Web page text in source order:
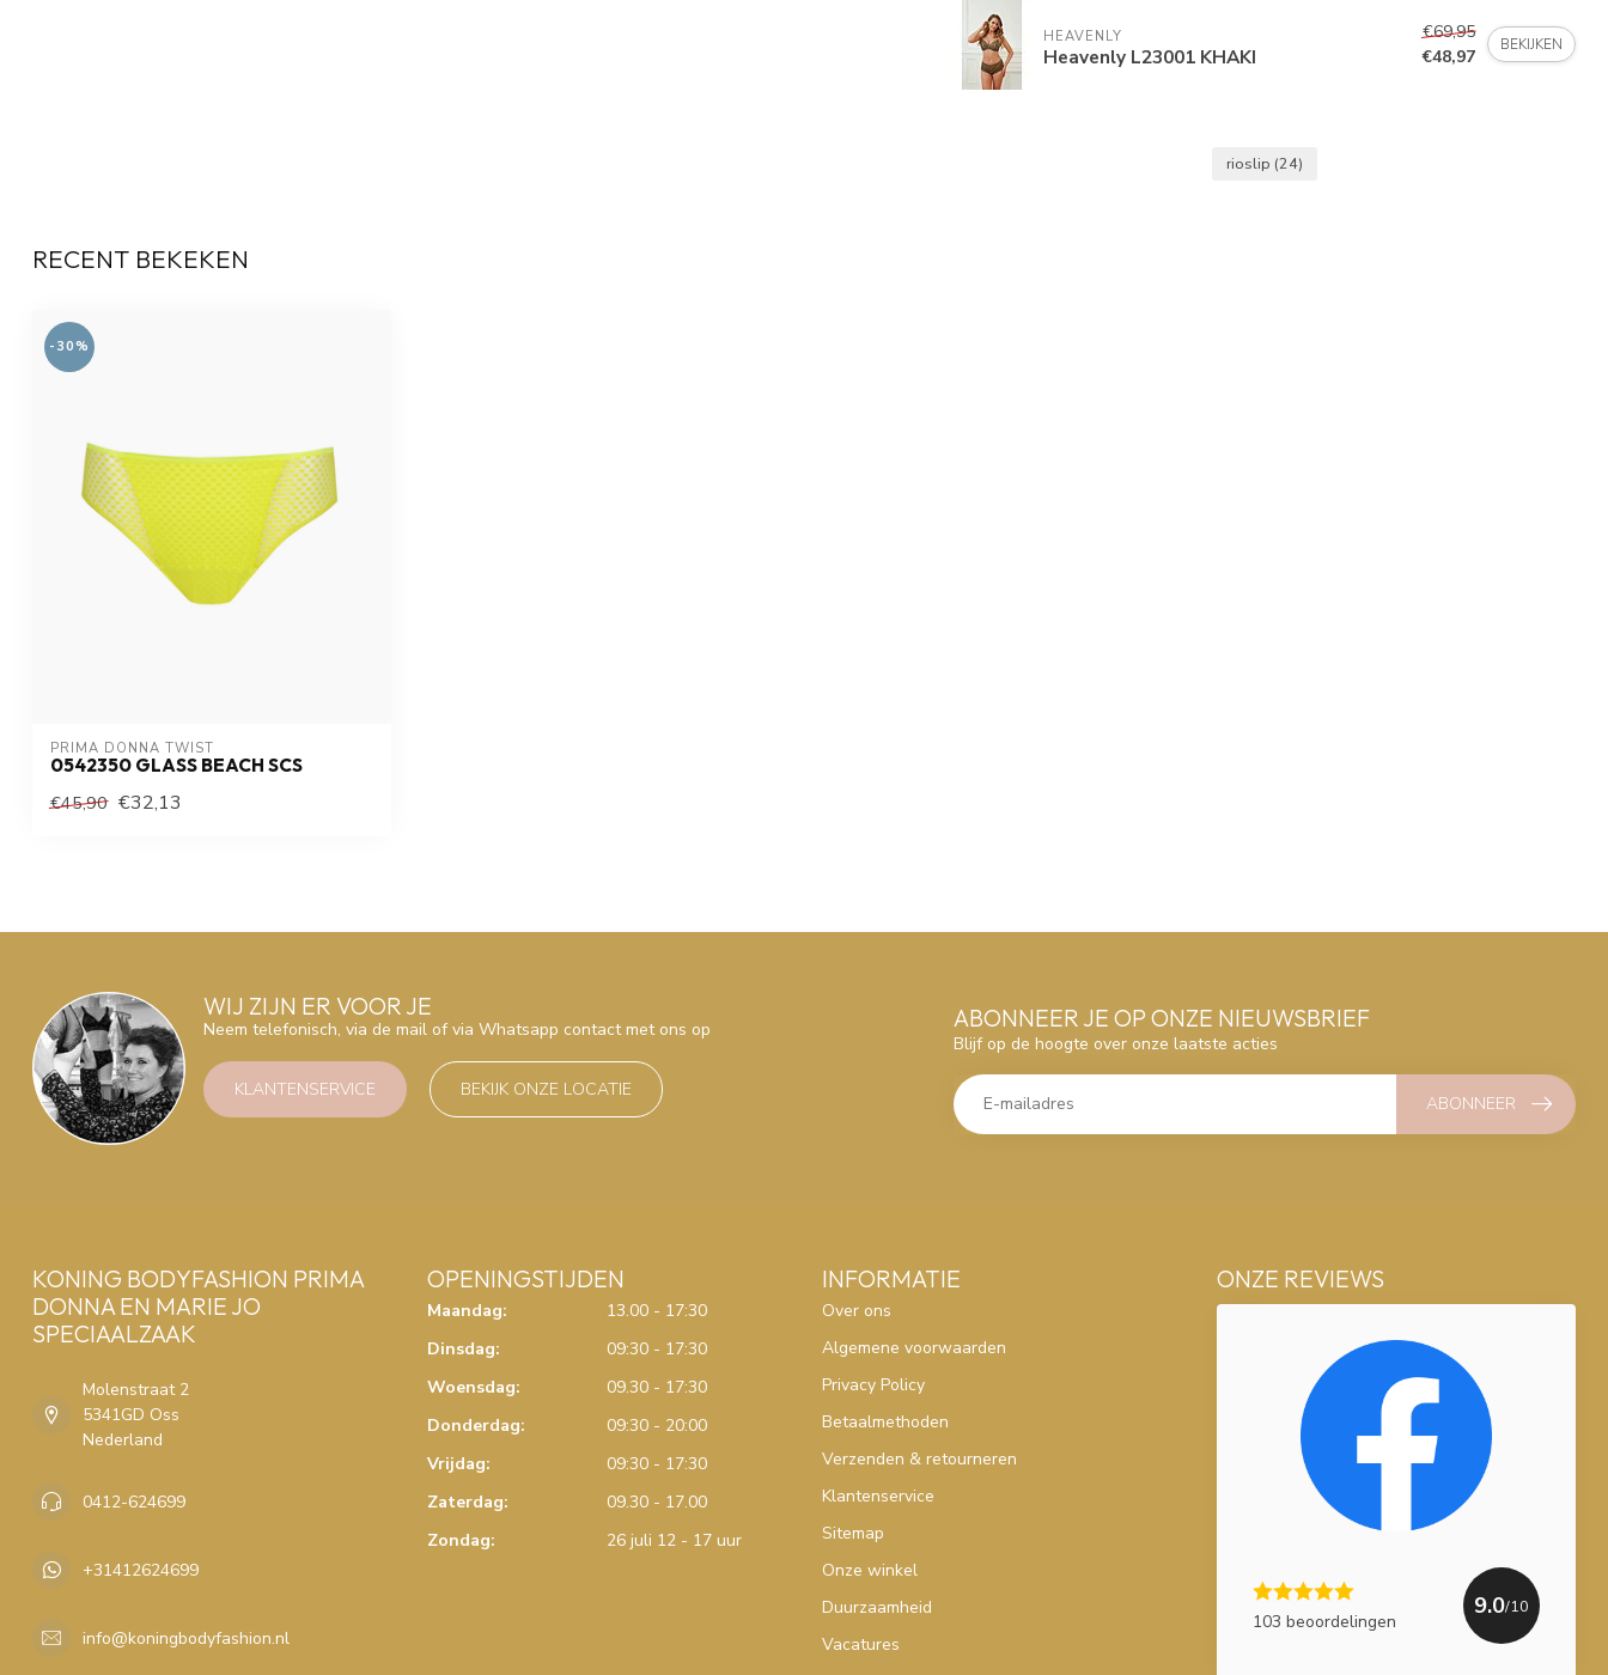
HEAVENLY
Heavenly L23001 KHAKI
€69,95
€48,97
BEKIJKEN
rioslip (24)
RECENT BEKEKEN
-30%
PRIMA DONNA TWIST
0542350 GLASS BEACH SCS
€45,90 €32,13
WIJ ZIJN ER VOOR JE
Neem telefonisch, via de mail of via Whatsapp contact met ons op
KLANTENSERVICE BEKIJK ONZE LOCATIE
ABONNEER JE OP ONZE NIEUWSBRIEF
Blijf op de hoogte over onze laatste acties
ABONNEER
KONING BODYFASHION PRIMA
DONNA EN MARIE JO
SPECIAALZAAK
Molenstraat 2
5341GD Oss
Nederland
0412-624699
+31412624699
info@koningbodyfashion.nl
OPENINGSTIJDEN
Maandag:
13.00 - 17:30
Dinsdag:
09:30 - 17:30
Woensdag:
09.30 - 17:30
Donderdag:
09:30 - 20:00
Vrijdag:
09:30 - 17:30
Zaterdag:
09.30 - 17.00
Zondag:
26 juli 12 - 17 uur
INFORMATIE
Over ons
Algemene voorwaarden
Privacy Policy
Betaalmethoden
Verzenden & retourneren
Klantenservice
Sitemap
Onze winkel
Duurzaamheid
Vacatures
ONZE REVIEWS
103 beoordelingen
9.0/10